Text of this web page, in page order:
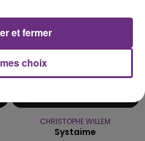
CHRISTOPHE WILLEM
Systaime
choix
et fermer